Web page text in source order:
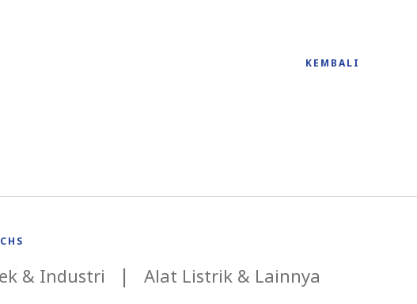
KEMBALI
& Industri Alat Listrik & Lainnya